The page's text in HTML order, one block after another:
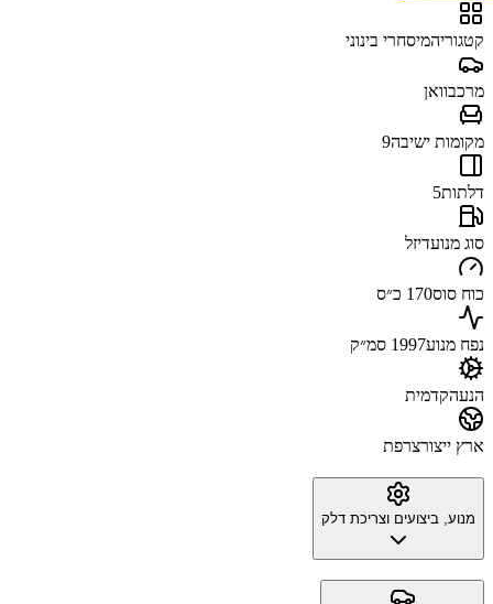
קטגוריהמיסחרי בינוני
מרכבוואן
מקומות ישיבה9
דלתות5
סוג מנועדיזל
כוח סוס170 כ״ס
נפח מנוע1997 סמ״ק
הנעהקדמית
ארץ ייצורצרפת
מנוע, ביצועים וצריכת דלק